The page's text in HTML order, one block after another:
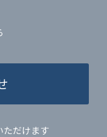
ただけます